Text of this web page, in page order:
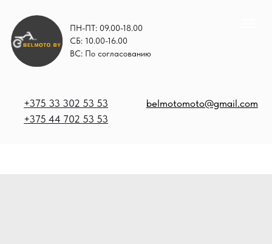
ПН-ПТ: 09.00-18.00
СБ: 10.00-16.00
ВС: По согласованию